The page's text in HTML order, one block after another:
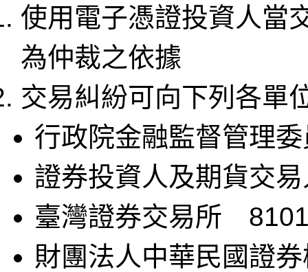
使用電子憑證投資人當
為仲裁之依據
交易糾紛可向下列各單
行政院金融監督管理
證券投資人及期貨交
臺灣證券交易所
財團法人中華民國證